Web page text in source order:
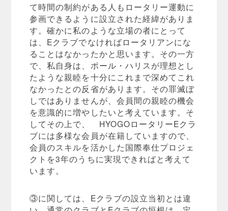
て時間の制約がある人もロータリー運動に
参画できるように設立された経緯がありま
す。確かに私のような立場の者にとって
は、Eクラブでなければロータリアンにな
ることはなかったかと思います。その一方
で、私自身は、ポール・ハリスが理想とし
たような親睦を十分にこれまで深めてこれ
なかったとの反省があります。その罪滅ぼ
しではありませんが、会員間の親睦の機会
を意識的に増やしたいと考えています。そ
してその上で、 HYOGOロータリーEクラ
ブには多様な会員が在籍していますので、
会員のスキルを活かした国際奉仕プロジェ
クトを3年のうちに実現できればと考えて
います。
③に関しては、Eクラブの設立当初とは違